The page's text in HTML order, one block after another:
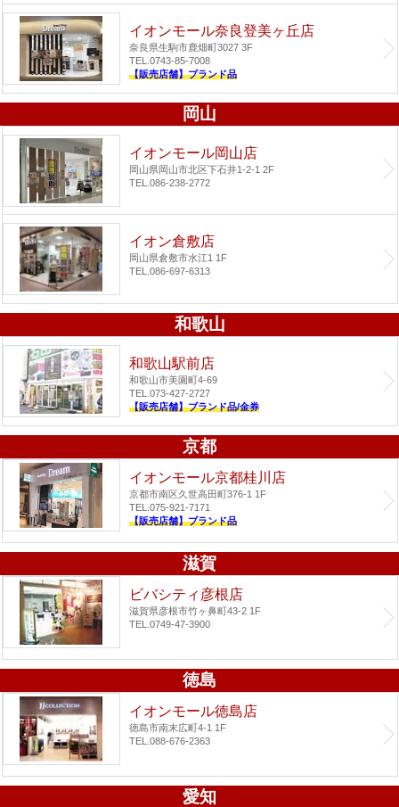
イオンモール奈良登美ヶ丘店
奈良県生駒市鹿畑町3027 3F
TEL.0743-85-7008
【販売店舗】ブランド品
岡山
イオンモール岡山店
岡山県岡山市北区下石井1-2-1 2F
TEL.086-238-2772
イオン倉敷店
岡山県倉敷市水江1 1F
TEL.086-697-6313
和歌山
和歌山駅前店
和歌山市美園町4-69
TEL.073-427-2727
【販売店舗】ブランド品/金券
京都
イオンモール京都桂川店
京都市南区久世高田町376-1 1F
TEL.075-921-7171
【販売店舗】ブランド品
滋賀
ビバシティ彦根店
滋賀県彦根市竹ヶ鼻町43-2 1F
TEL.0749-47-3900
徳島
イオンモール徳島店
徳島市南末広町4-1 1F
TEL.088-676-2363
愛知